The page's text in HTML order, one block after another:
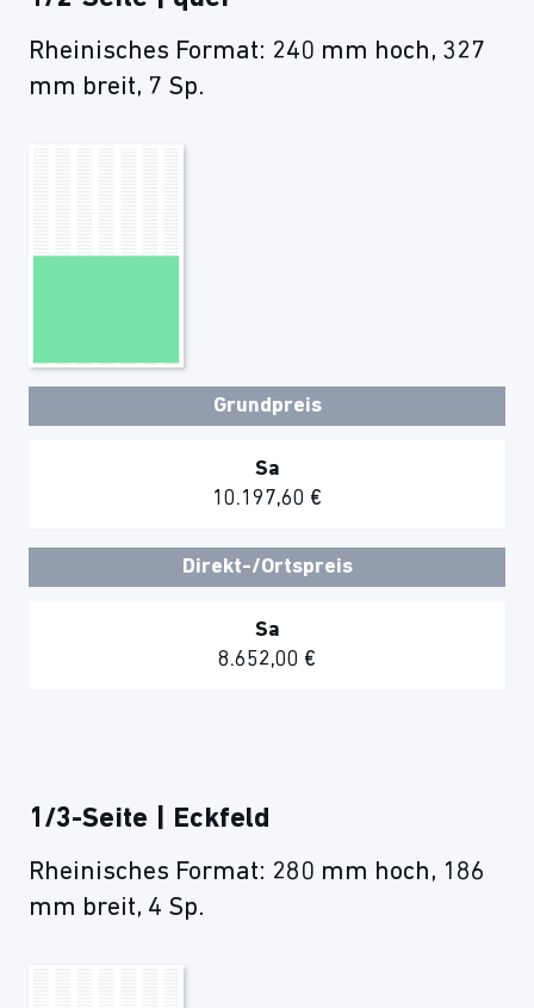
Rheinisches Format: 240 mm hoch, 327
mm breit, 7 Sp.
Grundpreis
Sa
10.197,60 €
Direkt-/Ortspreis
Sa
8.652,00 €
1/3-Seite | Eckfeld
Rheinisches Format: 280 mm hoch, 186
mm breit, 4 Sp.